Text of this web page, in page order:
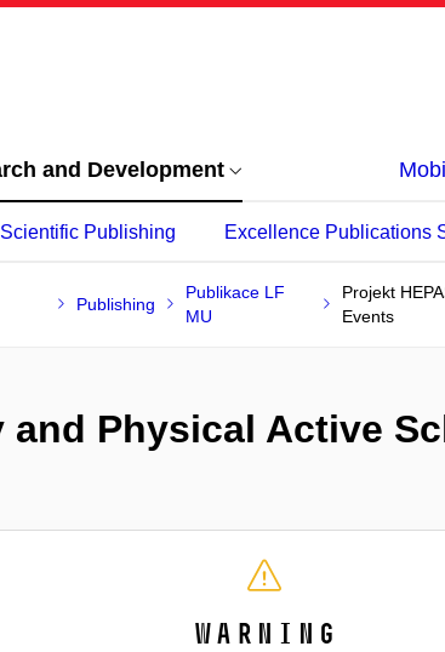
and Development
Scientific Publishing Excellence Publications
Publishing
Publikace LF
MU
Projekt
Events
and Physical Active
Warning